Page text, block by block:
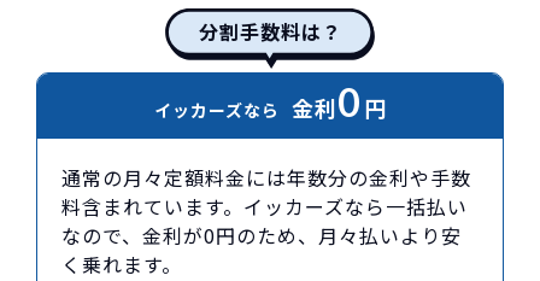
分割手数料は？
イッカーズなら 金利0円
通常の月々定額料金には年数分の金利や手数
料含まれています。イッカーズなら一括払い
なので、金利が0円のため、月々払いより安
く乗れます。